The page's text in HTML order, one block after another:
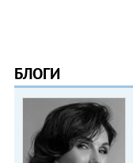
БЛОГИ